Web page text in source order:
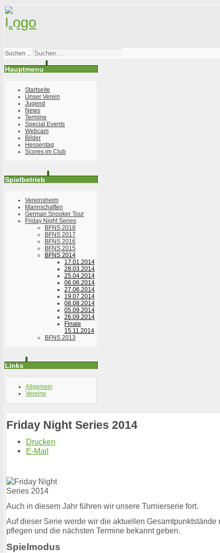
Suchen ...
Hauptmenu
Startseite
Unser Verein
Jugend
News
Termine
Special Events
Webcam
Bilder
Hessentag
Scores im Club
Spielbetrieb
Vereinsheim
Mannschaften
German Snooker Tour
Friday Night Series
BFNS 2018
BFNS 2017
BFNS 2016
BFNS 2015
BFNS 2014
17.01.2014
28.03.2014
25.04.2014
06.06.2014
27.06.2014
19.07.2014
08.08.2014
05.09.2014
26.09.2014
Finale
15.11.2014
BFNS 2013
Links
Allgemein
Vereine
Friday Night Series 2014
Drucken
E-Mail
Auch in diesem Jahr führen wir unsere Turnierserie fort.
Auf dieser Serie werde wir die aktuellen Gesamtpunktstände
pflegen und die nächsten Termine bekannt geben.
Spielmodus